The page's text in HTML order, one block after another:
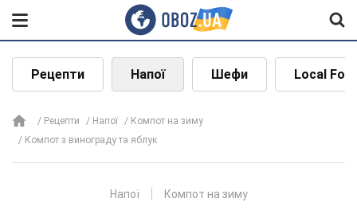
Рецепти Напої Шефи Local
Рецепти Напої
Компот на зиму
Компот з винограду та яблук
Напої Компот на зиму